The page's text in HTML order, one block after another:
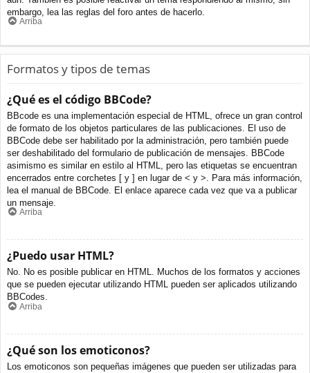
embargo, lea las reglas del foro antes de hacerlo.
Arriba
Formatos y tipos de temas
¿Qué es el código BBCode?
BBcode es una implementación especial de HTML, ofrece un gran control
de formato de los objetos particulares de las publicaciones. El uso de
BBCode debe ser habilitado por la administración, pero también puede
ser deshabilitado del formulario de publicación de mensajes. BBCode
asimismo es similar en estilo al HTML, pero las etiquetas se encuentran
encerrados entre corchetes [ y ] en lugar de < y >. Para más información,
lea el manual de BBCode. El enlace aparece cada vez que va a publicar
un mensaje.
Arriba
¿Puedo usar HTML?
No. No es posible publicar en HTML. Muchos de los formatos y acciones
que se pueden ejecutar utilizando HTML pueden ser aplicados utilizando
BBCodes.
Arriba
¿Qué son los emoticonos?
Los emoticonos son pequeñas imágenes que pueden ser utilizadas para